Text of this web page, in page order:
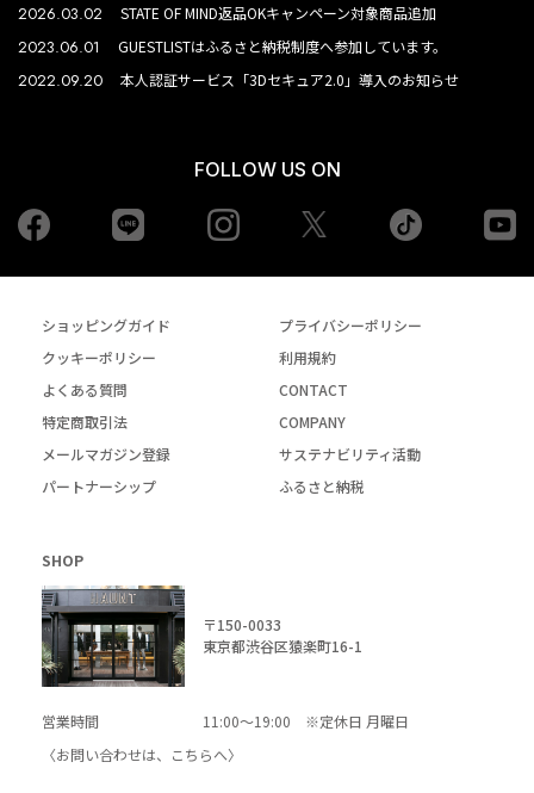
2026.03.02 STATE OF MIND返品OKキャンペーン対象商品追加
2023.06.01 GUESTLISTはふるさと納税制度へ参加しています。
2022.09.20 本人認証サービス「3Dセキュア2.0」導入のお知らせ
FOLLOW US ON
Facebook Instagram tiktok
ショッピングガイド
プライバシーポリシー
クッキーポリシー
利用規約
よくある質問
CONTACT
特定商取引法
COMPANY
メールマガジン登録
サステナビリティ活動
パートナーシップ
ふるさと納税
SHOP
〒150-0033
東京都渋谷区猿楽町16-1
営業時間
11:00～19:00 ※定休日 月曜日
〈お問い合わせは、
こちらへ〉